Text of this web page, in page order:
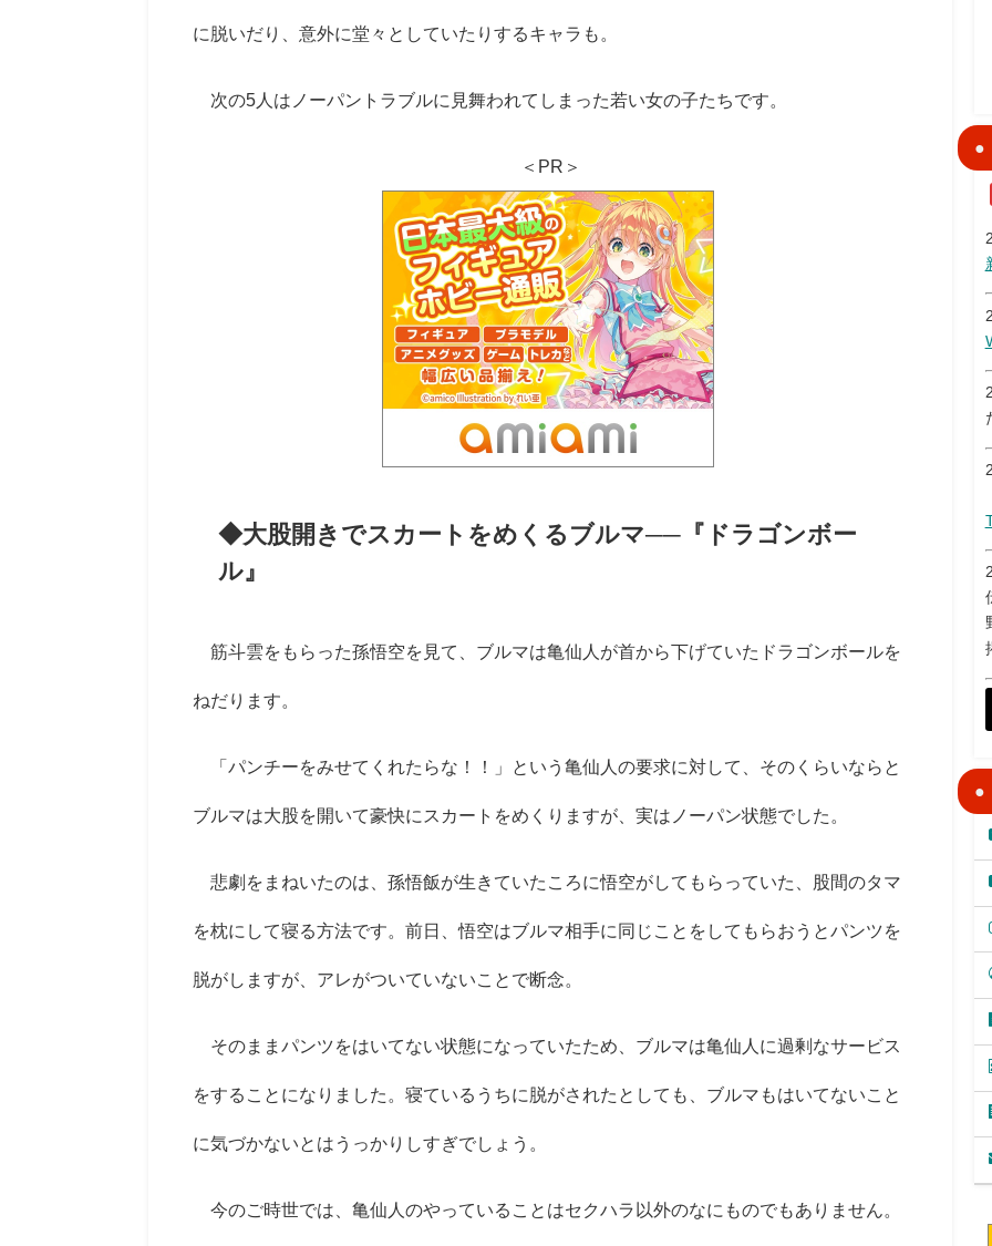
に脱いだり、意外に堂々としていたりするキャラも。
次の5 人はノーパントラブルに見舞われてしまった若い女の子たちです。
＜PR＞
◆大股開きでスカートをめくるブルマ──『ドラゴンボー
ル』
筋斗雲をもらった孫悟空を見て、ブルマは亀仙人が首から下げていたドラゴンボールを
ねだります。
「パンチーをみせてくれたらな！！」という亀仙人の要求に対して、そのくらいならと
ブルマは大股を開いて豪快にスカートをめくりますが、実はノーパン状態でした。
悲劇をまねいたのは、孫悟飯が生きていたころに悟空がしてもらっていた、股間のタマ
を枕にして寝る方法です。前日、悟空はブルマ相手に同じことをしてもらおうとパンツを
脱がしますが、アレがついていないことで断念。
そのままパンツをはいてない状態になっていたため、ブルマは亀仙人に過剰なサービス
をすることになりました。寝ているうちに脱がされたとしても、ブルマもはいてないこと
に気づかないとはうっかりしすぎでしょう。
今のご時世では、亀仙人のやっていることはセクハラ以外のなにものでもありません。